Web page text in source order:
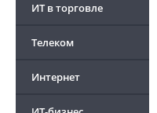
ИТ в торговле
Телеком
Интернет